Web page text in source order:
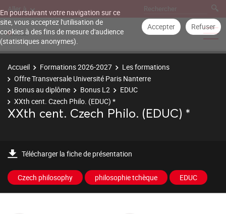
En poursuivant votre navigation sur ce
site, vous acceptez l'utilisation de
cookies à des fins de mesure d'audience
(statistiques anonymes).
Accepter Refuser
Aller à
Accueil Formations 2026-2027
Les formations
Offre Transversale Université Paris Nanterre
Bonus au diplôme
Bonus L2
EDUC
XXth cent. Czech Philo. (EDUC) *
XXth cent. Czech Philo. (EDUC) *
Télécharger la fiche de présentation
Czech philosophy philosophie tchèque EDUC